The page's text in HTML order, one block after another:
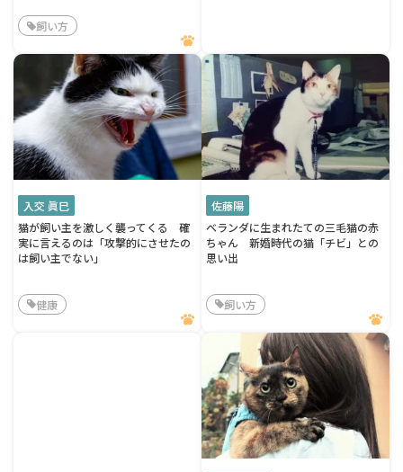
飼い方
入交 眞巳
猫が飼い主を激しく襲ってくる 確
実に言えるのは「攻撃的にさせたの
は飼い主でない」
健康
佐藤陽
ベランダに生まれたての三毛猫の赤
ちゃん 新婚時代の猫「チビ」との
思い出
飼い方